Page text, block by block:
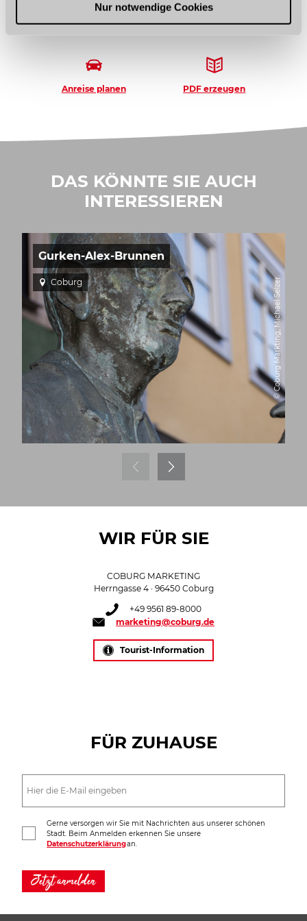
Nur notwendige Cookies
NÄCHSTES TUN?
Anreise planen PDF erzeugen
DAS KÖNNTE SIE AUCH
INTERESSIEREN
Gurken-Alex-Brunnen
Coburg © Coburg Markting, Michael Selzer
WIR FÜR SIE
COBURG MARKETING
Herrngasse 4 · 96450 Coburg
+49 9561 89-8000
marketing@coburg.de
Tourist-Information
FÜR ZUHAUSE
Gerne versorgen wir Sie mit Nachrichten aus unserer schönen
Stadt. Beim Anmelden erkennen Sie unsere
Datenschutzerklärungan.
Jetzt anmelden